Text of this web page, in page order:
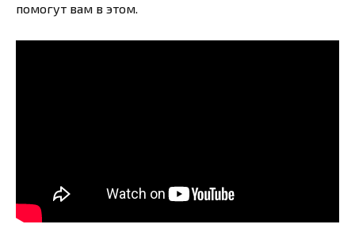
помогут вам в этом.